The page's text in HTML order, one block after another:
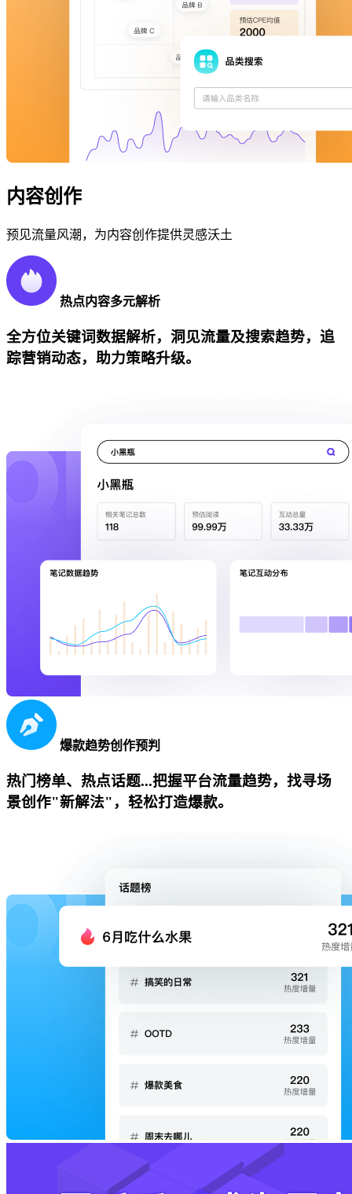
内容创作
预见流量风潮，为内容创作提供灵感沃土
热点内容多元解析
全方位关键词数据解析，洞见流量及搜索趋势，追
踪营销动态，助力策略升级。
爆款趋势创作预判
热门榜单、热点话题...把握平台流量趋势，找寻场
景创作"新解法"，轻松打造爆款。